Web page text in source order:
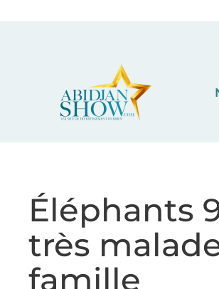
Éléphants
très
famille